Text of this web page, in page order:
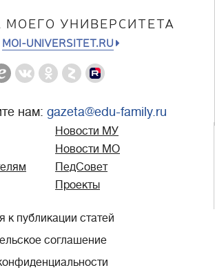
МОЕГО УНИВЕРСИТЕТА
MOI-UNIVERSITET.RU
нам: gazeta@edu-family.ru
Новости МУ
Новости МО
ПедСовет
Проекты
к публикации статей
соглашение